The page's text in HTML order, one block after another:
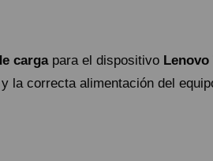
cargapara el dispositivo Lenovo
la correcta alimentación del